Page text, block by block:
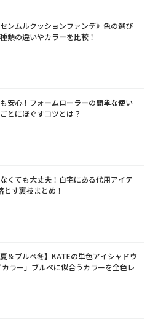
センムルクッションファンデ》色の選び
類の違いやカラーを比較！
安心！フォームローラーの簡単な使い
とにほぐすコツとは？
くても大丈夫！自宅にある代用アイテ
とす裏技まとめ！
夏＆ブルベ冬】KATEの単色アイシャドウ
カラー」ブルベに似合うカラーを全色レ